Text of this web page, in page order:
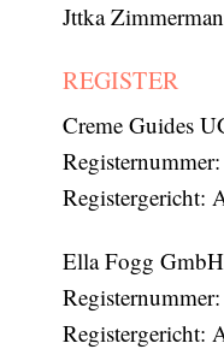
Jttka
REGISTER
Creme Guides
Registergericht:
Ella Fogg GmbH
Registergericht: